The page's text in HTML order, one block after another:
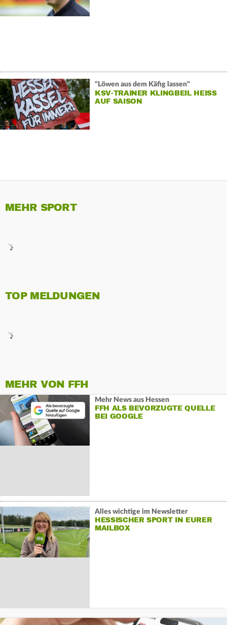
"Löwen aus dem Käfig lassen"
KSV-TRAINER KLINGBEIL HEISS A
UF SAISON
MEHR SPORT
TOP MELDUNGEN
MEHR VON FFH
Mehr News aus Hessen
FFH ALS BEVORZUGTE QUELLE
BEI GOOGLE
Alles wichtige im Newsletter
HESSISCHER SPORT IN EURER
MAILBOX